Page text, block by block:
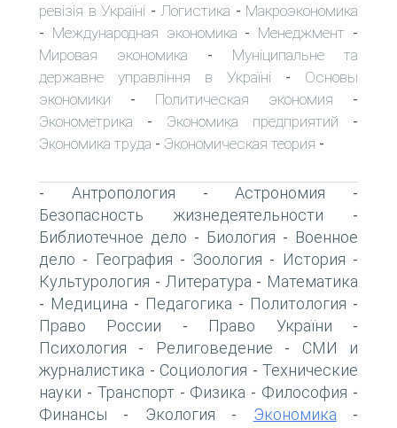
ревізія в Україні - Логистика - Макроэкономика
- Международная экономика - Менеджмент -
Мировая экономика - Муніципальне та
державне управління в Україні - Основы
экономики - Политическая экономия -
Эконометрика - Экономика предприятий -
Экономика труда - Экономическая теория -
- Антропология -Астрономия -
Безопасность жизнедеятельности -
Библиотечное дело - Биология - Военное
дело - География - Зоология - История -
Культурология - Литература - Математика
- Медицина - Педагогика - Политология -
Право России - Право України -
Психология - Религоведение - СМИ и
журналистика - Социология - Технические
науки - Транспорт- Физика - Философия -
Финансы - Экология - Экономика -